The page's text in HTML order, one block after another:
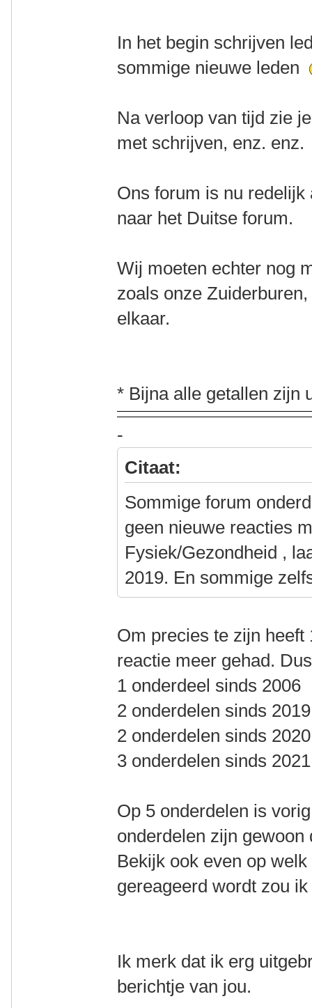
In het begin schrijven
sommige nieuwe leden
Na verloop van tijd zie
met schrijven, enz. enz.
Ons forum is nu
naar het Duitse forum.
Wij moeten echter nog
zoals onze
elkaar.
* Bijna alle getallen zijn
-
Citaat:
Sommige forum
geen nieuwe reacties
Fysiek/Gezondheid ,
2019. En sommige
Om precies te zijn heeft
reactie meer gehad.
1 onderdeel sinds 2006
2 onderdelen sinds 2019
2 onderdelen sinds 2020
3 onderdelen sinds 2021
Op 5 onderdelen is
onderdelen zijn gewoon
Bekijk ook even op
gereageerd wordt zou
Ik merk dat ik erg
berichtje van jou.